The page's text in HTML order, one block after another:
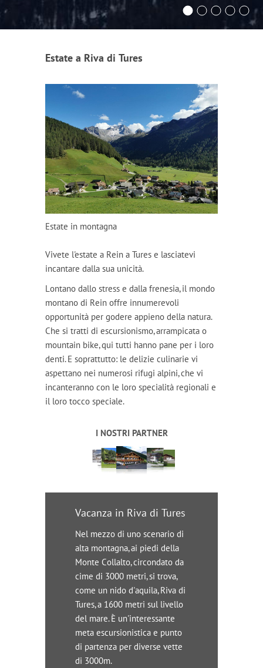
Estate a Riva di Tures
Estate in montagna
Vivete l'estate a Rein a Tures e lasciatevi
incantare dalla sua unicità.
Lontano dallo stress e dalla frenesia, il mondo
montano di Rein offre innumerevoli
opportunità per godere appieno della natura.
Che si tratti di escursionismo, arrampicata o
mountain bike, qui tutti hanno pane per i loro
denti. E soprattutto: le delizie culinarie vi
aspettano nei numerosi rifugi alpini, che vi
incanteranno con le loro specialità regionali e
il loro tocco speciale.
I NOSTRI PARTNER
Vacanza in Riva di Tures
Nel mezzo di uno scenario di
alta montagna, ai piedi della
Monte Collalto, circondato da
cime di 3000 metri, si trova,
come un nido d'aquila, Riva di
Tures, a 1600 metri sul livello
del mare. È un'interessante
meta escursionistica e punto
di partenza per diverse vette
di 3000m.